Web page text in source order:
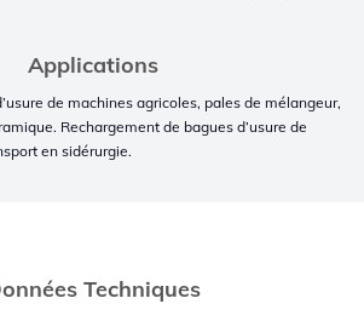
Applications
de machines agricoles, pales de mélangeur,
Rechargement de bagues d’usure de
en sidérurgie.
Techniques